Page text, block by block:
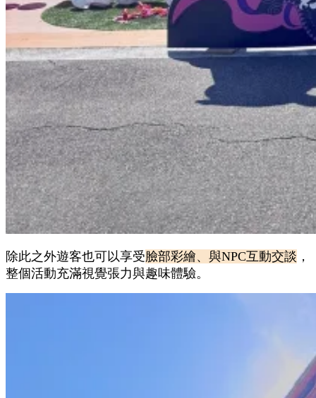
除此之外遊客也可以享受臉部彩繪、與NPC互動交談 ，
整個活動充滿視覺張力與趣味體驗。